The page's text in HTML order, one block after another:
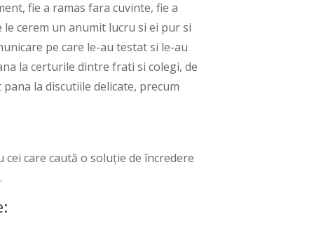
fie a ramas fara cuvinte, fie a
cerem un anumit lucru si ei pur si
pe care le-au testat si le-au
la certurile dintre frati si colegi, de
la discutiile delicate, precum
care caută o soluție de încredere